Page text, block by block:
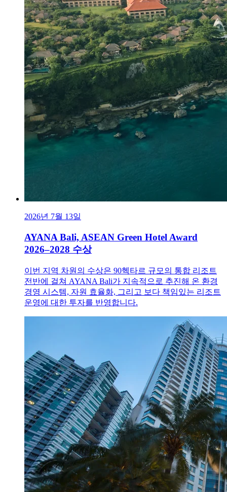
2026년 7월 13일
AYANA Bali, ASEAN Green Hotel Award
2026–2028 수상
이번 지역 차원의 수상은 90헥타르 규모의 통합 리조트
전반에 걸쳐 AYANA Bali가 지속적으로 추진해 온 환경
경영 시스템, 자원 효율화, 그리고 보다 책임있는 리조트
운영에 대한 투자를 반영합니다.